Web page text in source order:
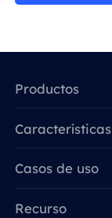
Productos
Características
Casos de uso
Recurso